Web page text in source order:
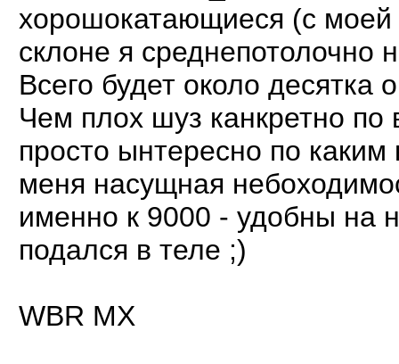
хорошокатающиеся (с моей
склоне я
Всего будет около десятка
Чем плох шуз канкретно
просто ынтересно по
меня насущная
именно к 9000 - удобны на
подался в теле ;)
WBR MX